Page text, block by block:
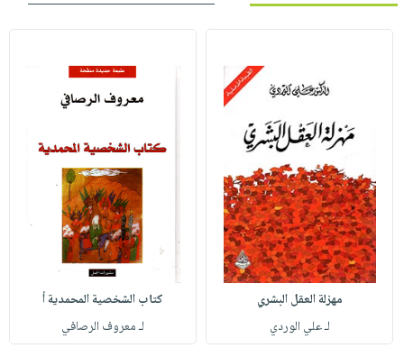
مهزلة العقل البشري
لـ علي الوردي
كتاب الشخصية المحمدية أ
لـ معروف الرصافي